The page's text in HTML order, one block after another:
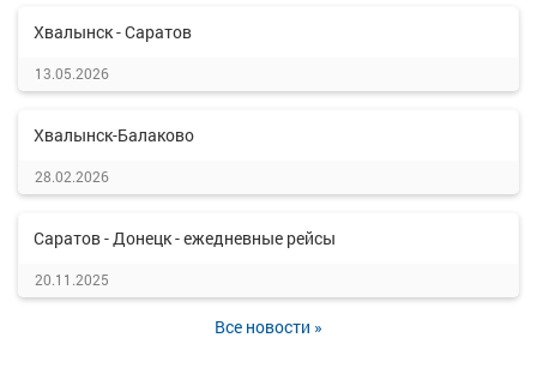
Хвалынск - Саратов
13.05.2026
Хвалынск-Балаково
28.02.2026
Саратов - Донецк - ежедневные рейсы
20.11.2025
Все новости »